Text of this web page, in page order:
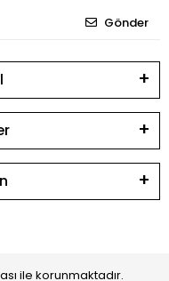
Gönder
ile korunmaktadır.